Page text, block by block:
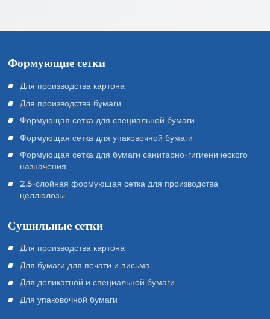
Формующие сетки
Для производства картона
Для производства бумаги
Формующая сетка для специальной бумаги
Формующая сетка для упаковочной бумаги
Формующая сетка для бумаги санитарно-гигиенического
назначения
2.5-слойная формующая сетка для производства
целлюлозы
Сушильные сетки
Для производства картона
Для бумаги для печати и письма
Для деликатной и специальной бумаги
Для упаковочной бумаги